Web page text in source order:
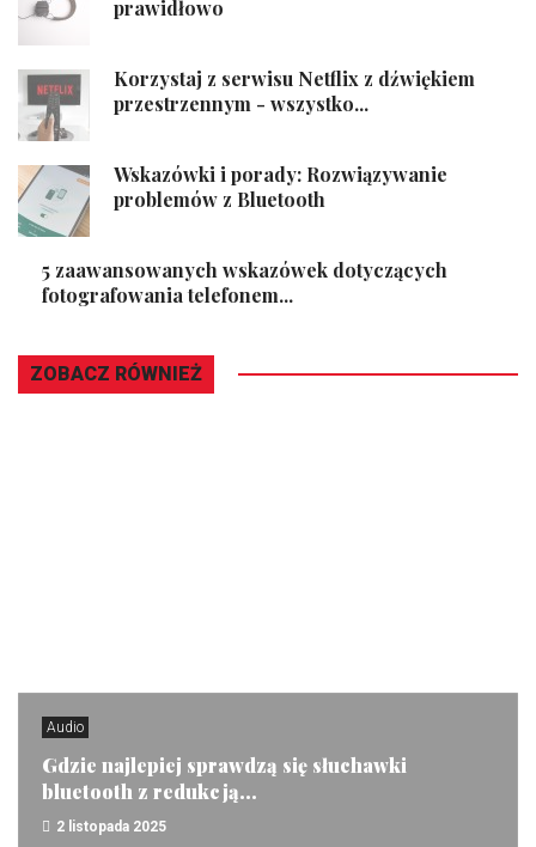
prawidłowo
Korzystaj z serwisu Netflix z dźwiękiem
przestrzennym - wszystko...
Wskazówki i porady: Rozwiązywanie
problemów z Bluetooth
5 zaawansowanych wskazówek dotyczących
fotografowania telefonem...
ZOBACZ RÓWNIEŻ
Audio
Gdzie najlepiej sprawdzą się słuchawki
bluetooth z redukcją...
2 listopada 2025